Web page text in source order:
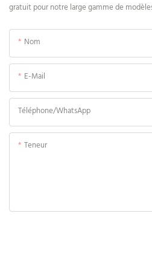
gratuit pour notre large gamme de
Nom
E-Mail
Téléphone/WhatsApp
Teneur